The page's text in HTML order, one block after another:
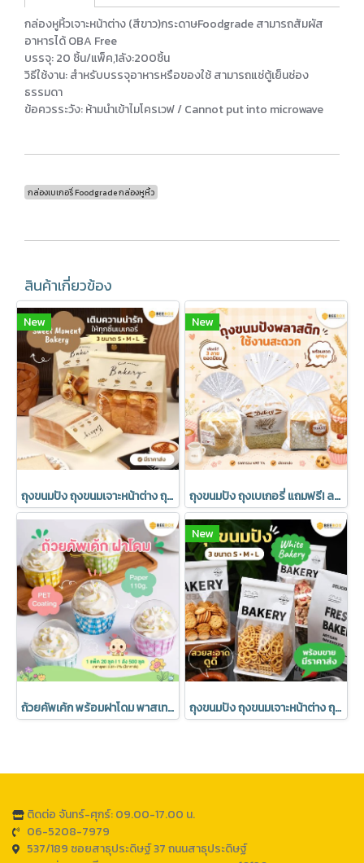
กล่องหูหิ้วเจาะหน้าต่าง (สีขาว)กระดาษFoodgrade สามารถสัมผัส
อาหารได้ OBA Free
บรรจุ: 20 ชิ้น/แพ็ค,1ลัง:200ชิ้น
วิธีใช้งาน: สำหรับบรรจุอาหารหรือของใช้ สามารถแช่ตู้เย็นช่อง
ธรรมดา
ข้อควรระวัง: ห้ามนำเข้าไมโครเวฟ / Cannot put into microwave
กล่องเบเกอรี่ Foodgrade กล่องหูหิ้ว
สินค้าเกี่ยวข้อง
New
ถุงขนมปัง ถุงขนมเจาะหน้าต่าง ถุงเบเกอรี่ ซองขนม เจาะหน้าต่าง พร้อมลวดรัดที่ปากถุง มีราคาส่ง (1แพ็ค : 20 ชิ้น)
New
ถุงขนมปัง ถุงเบเกอรี่ แถมฟรี! ลวดปิดปากถุง มีราคาส่ง (1 แพค 50 ชิ้น)
ถ้วยคัพเค้ก พร้อมฝาโดม พาสเทล อบได้ มีราคาส่ง (1 แพค 20 ชุด)
New
ถุงขนมปัง ถุงขนมเจาะหน้าต่าง ถุงเบเกอรี่ ซองขนม เจาะหน้าต่าง พร้อมลวดรัดที่ปากถุง ลาย Bakery มีราคาส่ง (1แพ็ค : 20 ชิ้น)
ติดต่อ จันทร์-ศุกร์: 09.00-17.00 น.
06-5208-7979
537/189 ซอยสาธุประดิษฐ์ 37 ถนนสาธุประดิษฐ์